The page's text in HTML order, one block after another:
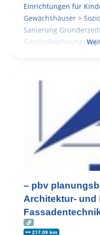
Einrichtungen für
Gewächshäuser >
Sanierung
Geschoßwohnungsbau
– pbv
Architektur- und
217.09 km